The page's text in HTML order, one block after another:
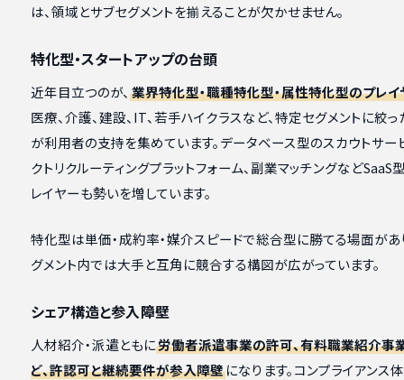
は、領域とサブセグメントを揃えることが欠かせません。
特化型・スタートアップの台頭
近年目立つのが、 業界特化型・職種特化型・属性特化型のプレイ
医療、介護、建設、IT、若手ハイクラスなど、特定セグメントに絞
が利用者の支持を集めています。データベース型のスカウトサー
クトリクルーティングプラットフォーム、副業マッチングなどSaaS
レイヤーも勢いを増しています。
特化型は単価・成約率・媒介スピードで総合型に勝てる場面があ
グメント内では大手と互角に競合する構図が広がっています。
シェア構造と参入障壁
人材紹介・派遣ともに労働者派遣事業の許可、有料職業紹介事
ど、許認可と継続要件が参入障壁になります。コンプライアンス